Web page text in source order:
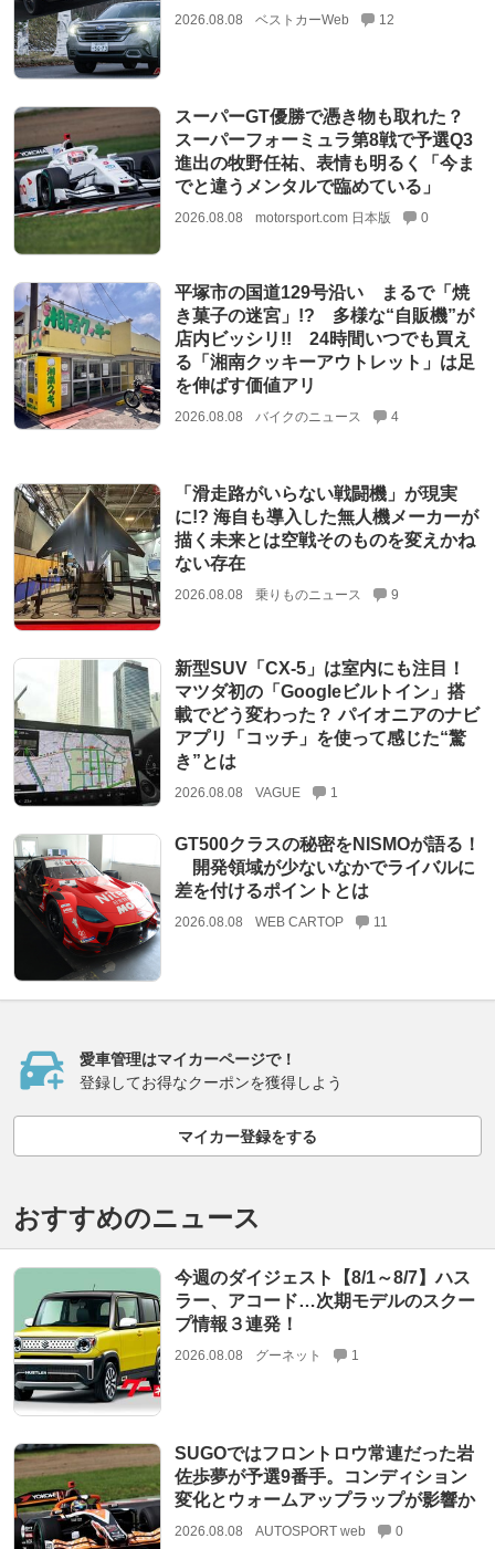
2026.08.08 ベストカーWeb 12
スーパーGT優勝で憑き物も取れた？
スーパーフォーミュラ第8戦で予選Q3
進出の牧野任祐、表情も明るく「今ま
でと違うメンタルで臨めている」
2026.08.08 motorsport.com 日本版 0
平塚市の国道129号沿い まるで「焼
き菓子の迷宮」!? 多様な“自販機”が
店内ビッシリ!! 24時間いつでも買え
る「湘南クッキーアウトレット」は足
を伸ばす価値アリ
2026.08.08 バイクのニュース 4
「滑走路がいらない戦闘機」が現実
に!? 海自も導入した無人機メーカーが
描く未来とは空戦そのものを変えかね
ない存在
2026.08.08 乗りものニュース 9
新型SUV「CX-5」は室内にも注目！
マツダ初の「Googleビルトイン」搭
載でどう変わった？ パイオニアのナビ
アプリ「コッチ」を使って感じた“驚
き”とは
2026.08.08 VAGUE 1
GT500クラスの秘密をNISMOが語る！
開発領域が少ないなかでライバルに
差を付けるポイントとは
2026.08.08 WEB CARTOP 11
愛車管理はマイカーページで！
登録してお得なクーポンを獲得しよう
マイカー登録をする
おすすめのニュース
今週のダイジェスト【8/1～8/7】ハス
ラー、アコード…次期モデルのスクー
プ情報３連発！
2026.08.08 グーネット 1
SUGOではフロントロウ常連だった岩
佐歩夢が予選9番手。コンディション
変化とウォームアップラップが影響か
2026.08.08 AUTOSPORT web 0